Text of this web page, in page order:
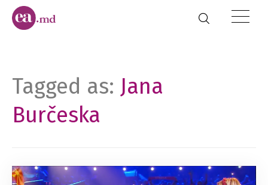
Tagged as: Jana
Burčeska